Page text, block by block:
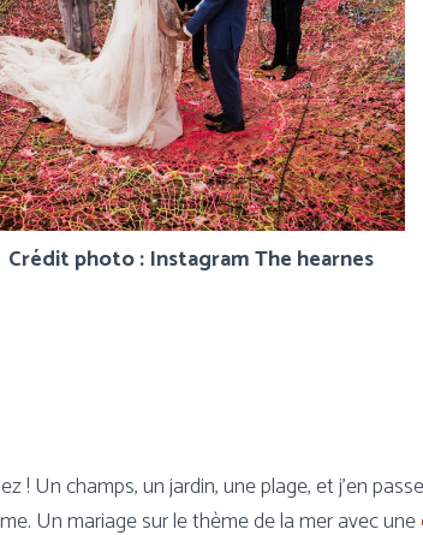
Crédit photo : Instagram The hearnes
! Un champs, un jardin, une plage, et j’en
Un mariage sur le thème de la mer avec une